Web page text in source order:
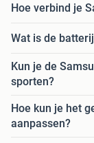
Hoe verbind je
Wat is de
Kun je de
sporten?
Hoe kun je het
aanpassen?